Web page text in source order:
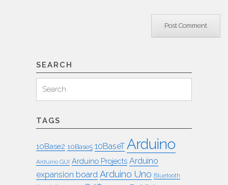
SEARCH
for:
Search
TAGS
10Base2 10Base5 10BaseT Arduino
Arduino GUI Arduino Projects Arduino
expansion board Arduino Uno Bluetooth